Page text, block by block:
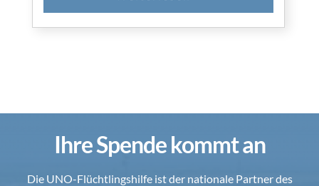
Ihre Spende kommt an
Die UNO-Flüchtlingshilfe ist der nationale Partner des